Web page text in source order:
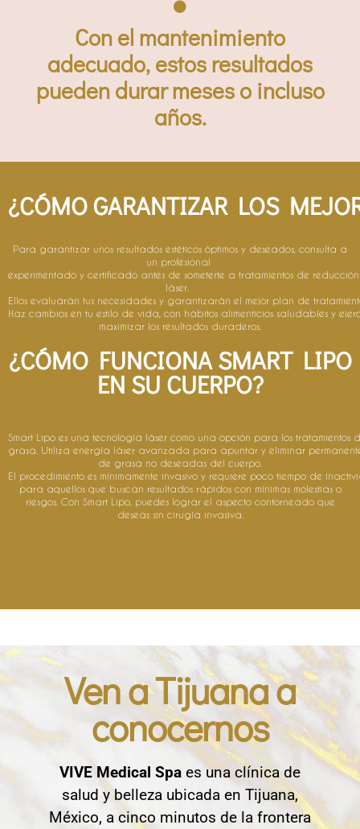
Con el mantenimiento
adecuado, estos resultados
pueden durar meses o incluso
años.
¿CÓMO GARANTIZAR LOS
Para garantizar unos resultados estéticos óptimos y deseados, consulta a
un profesional
experimentado y certificado antes de someterte a tratamientos de
láser.
Ellos evaluarán tus necesidades y garantizarán el mejor plan de
Haz cambios en tu estilo de vida, con hábitos alimenticios saludables y
maximizar los resultados duraderos.
¿CÓMO FUNCIONA SMART LIPO
EN SU CUERPO?​ ​
Smart Lipo es una tecnología láser como una opción para los tratamientos
grasa. Utiliza energía láser avanzada para apuntar y eliminar
de grasa no deseadas del cuerpo.
El procedimiento es mínimamente invasivo y requiere poco tiempo de
para aquellos que buscan resultados rápidos con mínimas molestias o
riesgos. Con Smart Lipo, puedes lograr el aspecto contorneado que
deseas sin cirugía invasiva.
Ven a Tijuana a
conocernos
VIVE Medical Spa es una clínica de
salud y belleza ubicada en Tijuana,
México, a cinco minutos de la frontera